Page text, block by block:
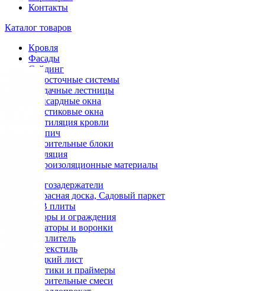
Контакты
Каталог товаров
Кровля
Фасады
Сайдинг
Водосточные системы
Чердачные лестницы
Мансардные окна
Пластиковые окна
Вентиляция кровли
Кирпич
Строительные блоки
Изоляция
Гидроизоляционные материалы
Снегозадержатели
Террасная доска, Садовый паркет
OSB плиты
Заборы и ограждения
Аэраторы и воронки
Утеплитель
Геотекстиль
Гладкий лист
Мастики и праймеры
Строительные смеси